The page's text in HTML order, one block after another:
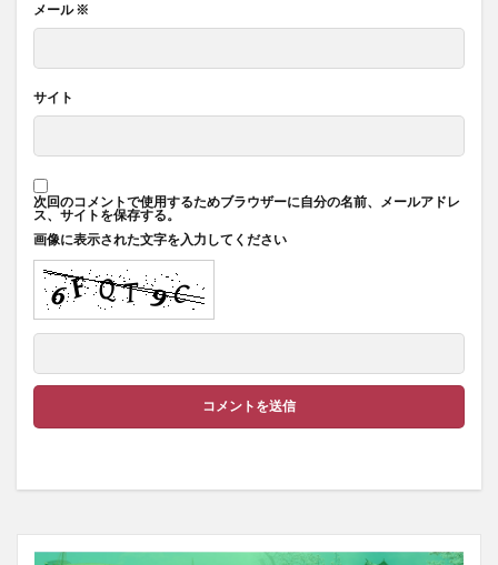
メール※
サイト
次回のコメントで使用するためブラウザーに自分の名前、メールアドレ
ス、サイトを保存する。
画像に表示された文字を入力してください